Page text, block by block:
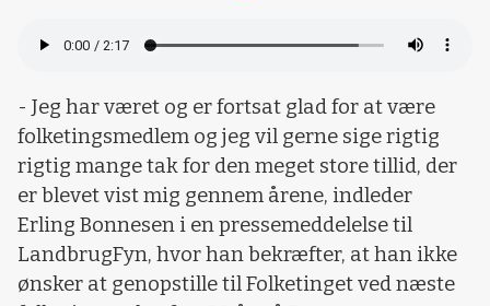
- Jeg har været og er fortsat glad for at være
folketingsmedlem og jeg vil gerne sige rigtig
rigtig mange tak for den meget store tillid, der
er blevet vist mig gennem årene, indleder
Erling Bonnesen i en pressemeddelelse til
LandbrugFyn, hvor han bekræfter, at han ikke
ønsker at genopstille til Folketinget ved næste